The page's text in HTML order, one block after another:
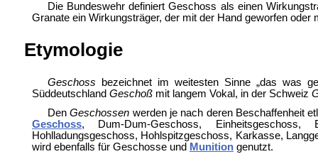
Die Bundeswehr definiert Geschoss als einen
Granate ein Wirkungsträger, der mit der Hand geworfen
Etymologie
Geschoss bezeichnet im weitesten Sinne „das was
Süddeutschland Geschoßmit langem Vokal, in der Schweiz
DenGeschossen werden je nach deren Beschaffenheit
Geschoss, Dum-Dum-Geschoss, Einheitsgeschoss,
Hohlladungsgeschoss, Hohlspitzgeschoss, Karkasse,
wird ebenfalls für Geschosse und Munitiongenutzt.